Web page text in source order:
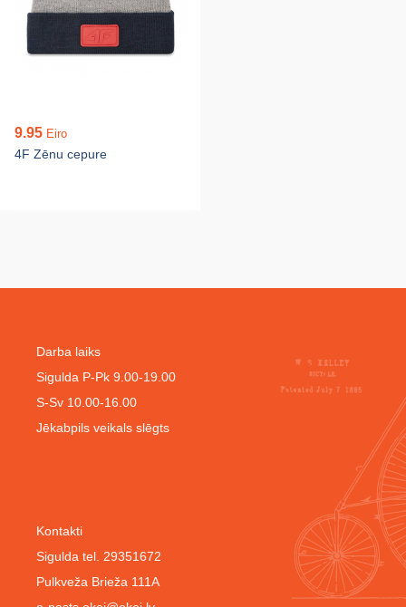
9.95 Eiro
4F Zēnu cepure
Kontakti
Sigulda tel. 29351672
Pulkveža Brieža 111A
Darba laiks
Sigulda P-Pk 9.00-19.00
S-Sv 10.00-16.00
Jēkabpils veikals slēgts